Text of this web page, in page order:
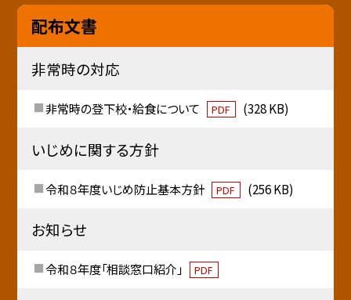
配布文書
非常時の対応
非常時の登下校・給食について PDF (328 KB)
いじめに関する方針
令和８年度いじめ防止基本方針 PDF (256 KB)
お知らせ
令和８年度「相談窓口紹介」 PDF